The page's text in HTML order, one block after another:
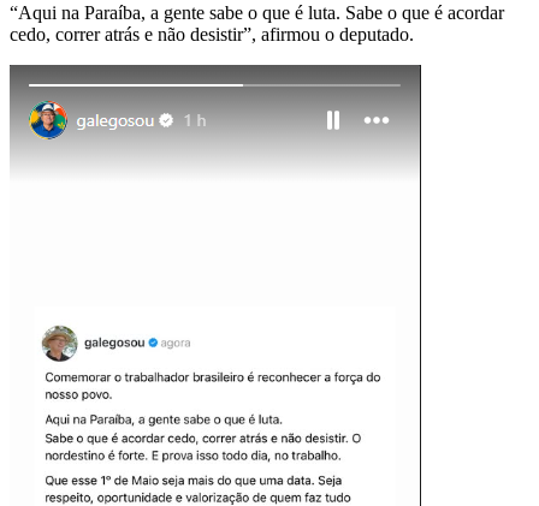
“Aqui na Paraíba, a gente sabe o que é luta. Sabe o que é acordar
cedo, correr atrás e não desistir”, afirmou o deputado.